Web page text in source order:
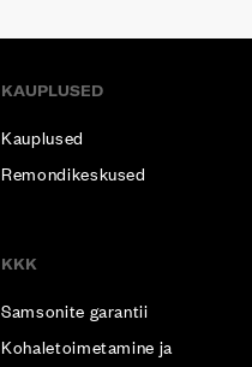
KAUPLUSED
Kauplused
Remondikeskused
KKK
Samsonite garantii
Kohaletoimetamine ja